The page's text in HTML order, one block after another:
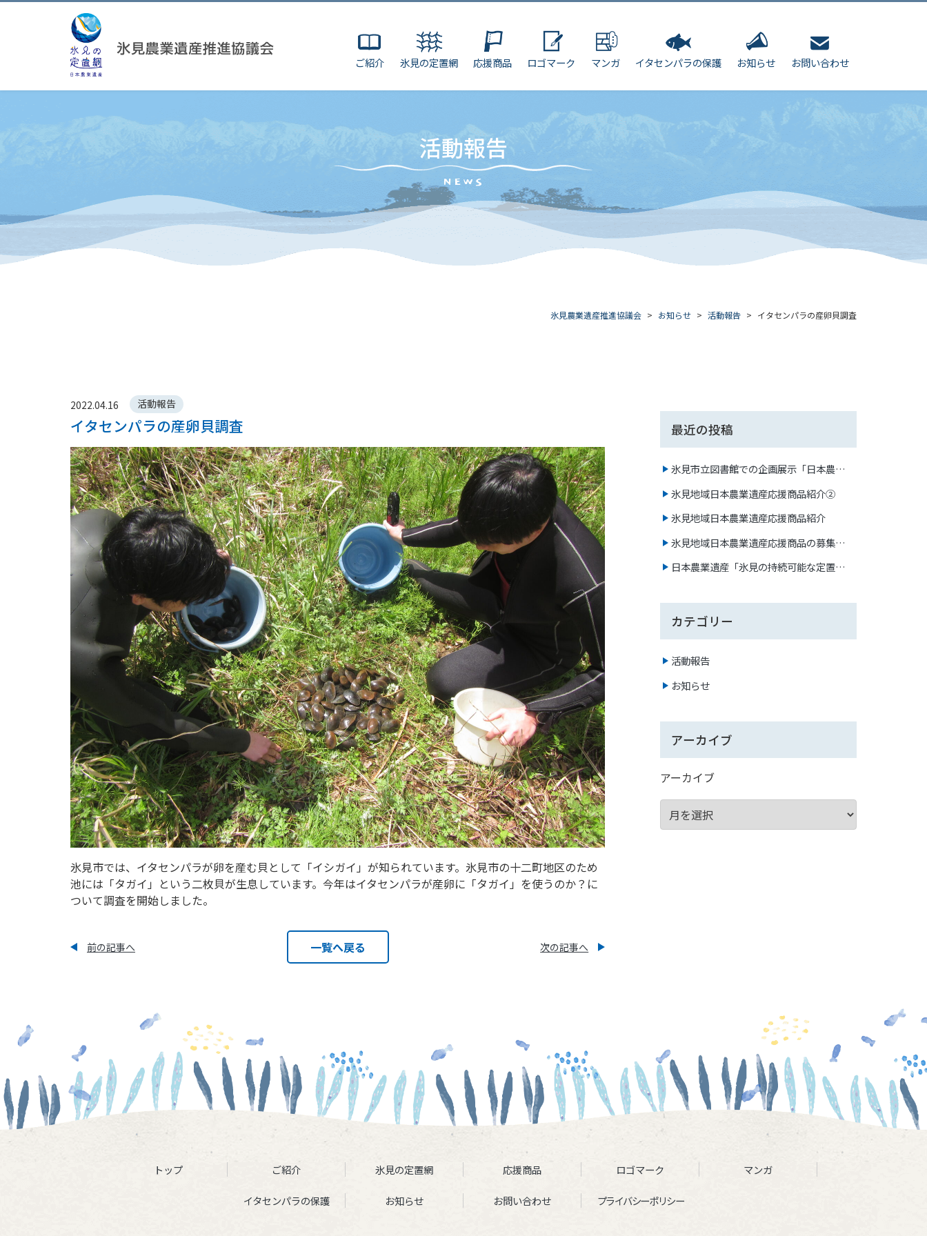
ご紹介 氷見の定置網 応援商品 ロゴマーク マンガ イタセンパラの保護 お知らせ お問い合わせ
活動報告
NEWS
氷見農業遺産推進協議会 お知らせ 活動報告 イタセンパラの産卵貝調査
2022.04.16 活動報告
イタセンパラの産卵貝調査
氷見市では、イタセンパラが卵を産む貝として「イシガイ」が知られています。氷見市の十二町地区のため
池には「タガイ」という二枚貝が生息しています。今年はイタセンパラが産卵に「タガイ」を使うのか？に
ついて調査を開始しました。
前の記事へ 次の記事へ
一覧へ戻る
最近の投稿
氷見市立図書館での企画展示「日本農業
氷見地域日本農業遺産応援商品紹介②
氷見地域日本農業遺産応援商品紹介
氷見地域日本農業遺産応援商品の募集に
日本農業遺産「氷見の持続可能な定置網
カテゴリー
活動報告
お知らせ
アーカイブ
アーカイブ
トップ ご紹介 氷見の定置網 応援商品 ロゴマーク マンガ
イタセンパラの保護 お知らせ お問い合わせ プライバシーポリシー